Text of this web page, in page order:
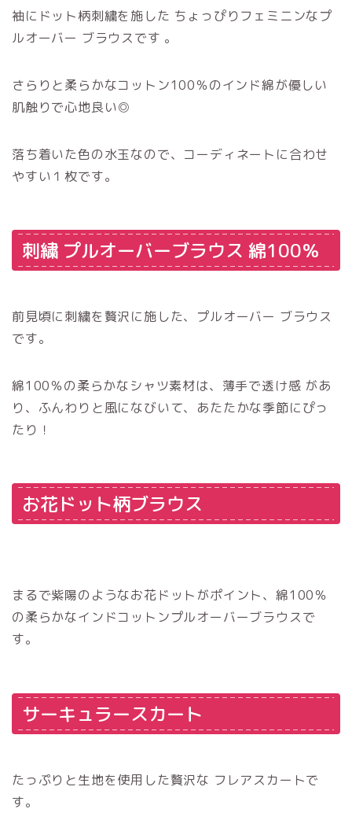
袖にドット柄刺繍を施した ちょっぴりフェミニンなプ
ルオーバー ブラウスです 。
さらりと柔らかなコットン100％のインド綿が優しい
肌触りで心地良い◎
落ち着いた色の水玉なので、コーディネートに合わせ
やすい１枚です。
刺繍 プルオーバーブラウス 綿100％
前見頃に刺繍を贅沢に施した、プルオーバー ブラウス
です。
綿100％の柔らかなシャツ素材は、薄手で透け感 があ
り、ふんわりと風になびいて、あたたかな季節にぴっ
たり！
お花ドット柄ブラウス
まるで紫陽のようなお花ドットがポイント、綿100％
の柔らかなインドコットンプルオーバーブラウスで
す。
サーキュラースカート
たっぷりと生地を使用した贅沢な フレアスカートで
す。